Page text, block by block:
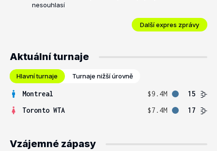
nesouhlasí
Další expres zprávy
Aktuální turnaje
Hlavní turnaje Turnaje nižší úrovně
Montreal $9.4M
15
Toronto WTA
$7.4M 17
Vzájemné zápasy